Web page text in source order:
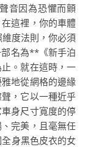
音因為恐懼而顫
這裡，你的車體
度法則，你必須
名為**《新手泊
。就在這時，一
地從網格的邊緣
，它以一種近乎
身尺寸寬度的停
完美，且毫無任
身黑色皮衣的女